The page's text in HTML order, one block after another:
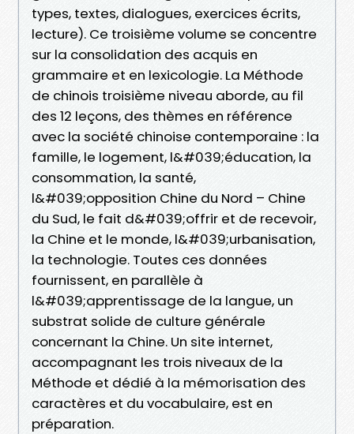
types, textes, dialogues, exercices écrits,
lecture). Ce troisième volume se concentre
sur la consolidation des acquis en
grammaire et en lexicologie. La Méthode
de chinois troisième niveau aborde, au fil
des 12 leçons, des thèmes en référence
avec la société chinoise contemporaine : la
famille, le logement, l&#039;éducation, la
consommation, la santé,
l&#039;opposition Chine du Nord – Chine
du Sud, le fait d&#039;offrir et de recevoir,
la Chine et le monde, l&#039;urbanisation,
la technologie. Toutes ces données
fournissent, en parallèle à
l&#039;apprentissage de la langue, un
substrat solide de culture générale
concernant la Chine. Un site internet,
accompagnant les trois niveaux de la
Méthode et dédié à la mémorisation des
caractères et du vocabulaire, est en
préparation.